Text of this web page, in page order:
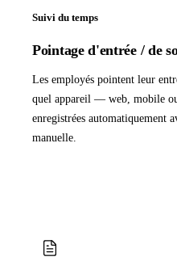
Suivi du temps
Pointage d'entrée / de
Les employés pointent leur
quel appareil — web, mobile
enregistrées automatiquement
manuelle.